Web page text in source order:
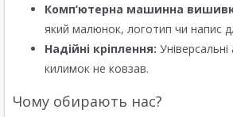
Комп’ютерна машинна
який малюнок, логотип чи напис
Надійні кріплення:
килимок не ковзав.
Чому обирають нас?